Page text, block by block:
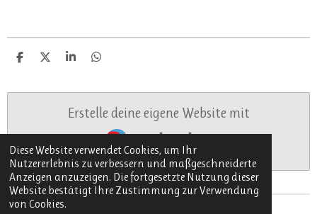
Diese Website verwendet Cookies, um Ihr
Nutzererlebnis zu verbessern und maßgeschneiderte
Anzeigen anzuzeigen. Die fortgesetzte Nutzung dieser
Website bestätigt Ihre Zustimmung zur Verwendung
von Cookies.
T
l
T
l
T
l
e
n
T
l
e
n
Erstelle deine eigene Website mit
Webador